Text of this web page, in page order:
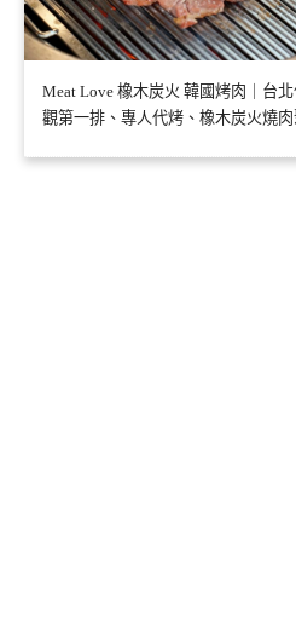
Meat Love 橡木炭火 韓國烤肉｜台
觀第一排、專人代烤、橡木炭火燒